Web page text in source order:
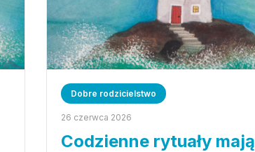
Dobre rodzicielstwo
26 czerwca 2026
Codzienne rytuały mają